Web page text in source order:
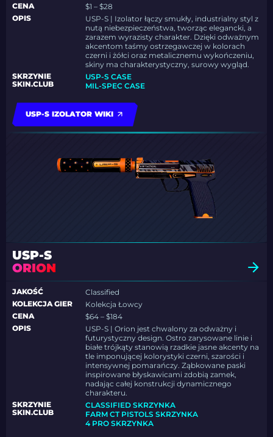
CENA
$1 – $28
OPIS
USP-S | Izolator łączy smukły, industrialny styl z
nutą niebezpieczeństwa, tworząc elegancki, a
zarazem wyrazisty charakter. Dzięki odważnym
akcentom taśmy ostrzegawczej w kolorach
czerni i żółci oraz metalicznemu wykończeniu,
skiny ma charakterystyczny, surowy wygląd.
SKRZYNIE
SKIN.CLUB
USP-S CASE
MIL-SPEC CASE
USP-S IZOLATOR WIKI
USP-S
ORION
JAKOŚĆ
Classified
KOLEKCJA GIER
Kolekcja Łowcy
CENA
$64 – $184
OPIS
USP-S | Orion jest chwalony za odważny i
futurystyczny design. Ostro zarysowane linie i
białe trójkąty stanowią rzadkie jasne akcenty na
tle imponującej kolorystyki czerni, szarości i
intensywnej pomarańczy. Ząbkowane paski
inspirowane błyskawicami zdobią zamek,
nadając całej konstrukcji dynamicznego
charakteru.
SKRZYNIE
SKIN.CLUB
CLASSIFIED SKRZYNKA
FARM CT PISTOLS SKRZYNKA
4 PRO SKRZYNKA